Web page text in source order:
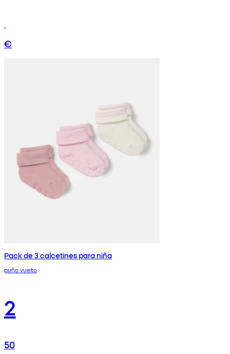
€
Pack de 3 calcetines para niña
puño vuelto
2
50